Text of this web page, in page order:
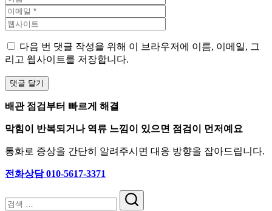
다음 번 댓글 작성을 위해 이 브라우저에 이름, 이메일, 그
리고 웹사이트를 저장합니다.
배관 점검부터 빠르게 해결
막힘이 반복되거나 역류 느낌이 있으면 점검이 먼저예요
통화로 증상을 간단히 알려주시면 대응 방향을 잡아드립니다.
전화상담 010-5617-3371